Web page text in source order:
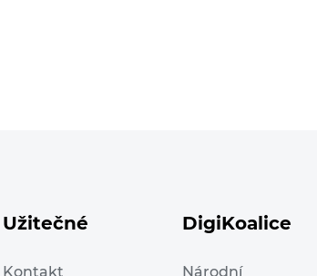
Užitečné
Kontakt
DigiKoalice
Národní